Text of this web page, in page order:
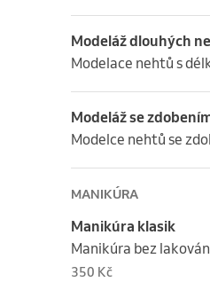
Modeláž dlouhých
Modelace nehtů s
Modeláž se
Modelce nehtů se
MANIKÚRA
Manikúra klasik
Manikúra bez
350 Kč